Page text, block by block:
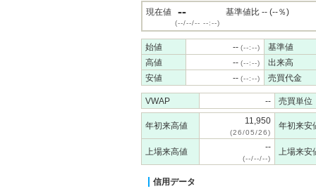
現在値 --
(--/--/-- --:--)
基準値比 -- (--％)
始値 -- (--:--)
基準値
高値
-- (--:--)
出来高
安値
-- (--:--) 売買代金
VWAP -- 売買単位
年初来高値 11,950
(26/05/26)
年初来安
上場来高値 --
(--/--/--)
上場来安
信用データ